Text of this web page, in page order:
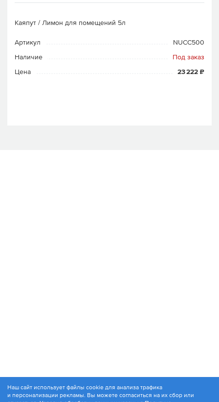
Каяпут / Лимон для помещений 5л
Артикул
NUCC500
Наличие
Под заказ
Цена
23 222 ₽
© 1994-2026. ЗАО «Контакт Плюс»
Наш сайт использует файлы cookie для анализа трафика
и персонализации рекламы. Вы можете согласиться на их сбор или